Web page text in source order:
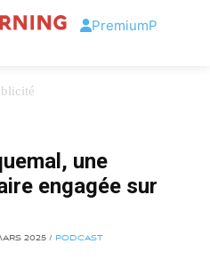
PremiumP
une
engagée sur
2025 / PODCAST